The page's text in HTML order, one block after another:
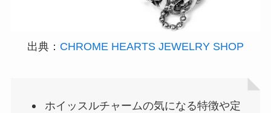
出典： CHROME HEARTS JEWELRY SHOP
ホイッスルチャームの気になる特徴や定